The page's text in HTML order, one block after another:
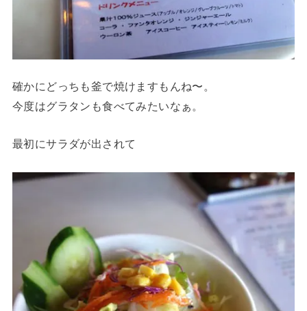
確かにどっちも釜で焼けますもんね〜。
今度はグラタンも食べてみたいなぁ。
最初にサラダが出されて